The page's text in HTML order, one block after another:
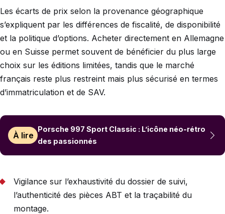
Les écarts de prix selon la provenance géographique
s’expliquent par les différences de fiscalité, de disponibilité
et la politique d’options. Acheter directement en Allemagne
ou en Suisse permet souvent de bénéficier du plus large
choix sur les éditions limitées, tandis que le marché
français reste plus restreint mais plus sécurisé en termes
d’immatriculation et de SAV.
À lire
Porsche 997 Sport Classic : L’icône néo-rétro
des passionnés
Vigilance sur l’exhaustivité du dossier de suivi,
l’authenticité des pièces ABT et la traçabilité du
montage.